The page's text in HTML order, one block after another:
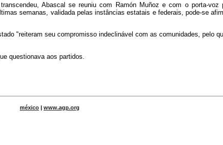
Abascal se reuniu com Ramón Muñoz e com o porta-voz
semanas, validada pelas instâncias estatais e federais, pode-se
"reiteram seu compromisso indeclinável com as comunidades, pelo
questionava aos partidos.
méxico www.agp.org